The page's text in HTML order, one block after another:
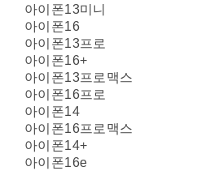
아이폰13미니
아이폰16
아이폰13프로
아이폰16+
아이폰13프로맥스
아이폰16프로
아이폰14
아이폰16프로맥스
아이폰14+
아이폰16e